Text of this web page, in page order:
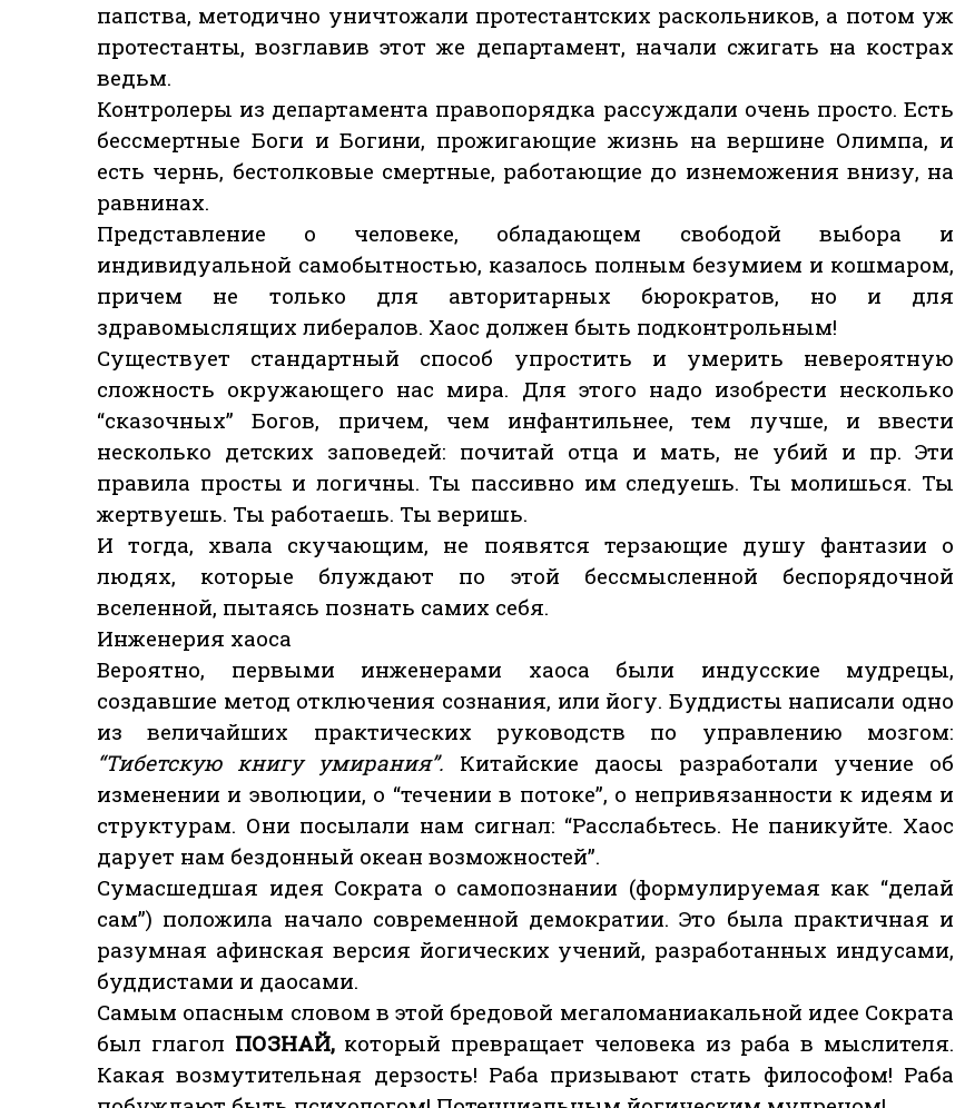
папства, методично уничтожали протестантских раскольников, а потом уж
протестанты, возглавив этот же департамент, начали сжигать на кострах
ведьм.
Контролеры из департамента правопорядка рассуждали очень просто. Есть
бессмертные Боги и Богини, прожигающие жизнь на вершине Олимпа, и
есть чернь, бестолковые смертные, работающие до изнеможения внизу, на
равнинах.
Представление о человеке, обладающем свободой выбора и
индивидуальной самобытностью, казалось полным безумием и кошмаром,
причем не только для авторитарных бюрократов, но и для
здравомыслящих либералов. Хаос должен быть подконтрольным!
Существует стандартный способ упростить и умерить невероятную
сложность окружающего нас мира. Для этого надо изобрести несколько
“сказочных” Богов, причем, чем инфантильнее, тем лучше, и ввести
несколько детских заповедей: почитай отца и мать, не убий и пр. Эти
правила просты и логичны. Ты пассивно им следуешь. Ты молишься. Ты
жертвуешь. Ты работаешь. Ты веришь.
И тогда, хвала скучающим, не появятся терзающие душу фантазии о
людях, которые блуждают по этой бессмысленной беспорядочной
вселенной, пытаясь познать самих себя.
Инженерия хаоса
Вероятно, первыми инженерами хаоса были индусские мудрецы,
создавшие метод отключения сознания, или йогу. Буддисты написали одно
из величайших практических руководств по управлению мозгом:
“Тибетскую книгу умирания”. Китайские даосы разработали учение об
изменении и эволюции, о “течении в потоке”, о непривязанности к идеям и
структурам. Они посылали нам сигнал: “Расслабьтесь. Не паникуйте. Хаос
дарует нам бездонный океан возможностей”.
Сумасшедшая идея Сократа о самопознании (формулируемая как “делай
сам”) положила начало современной демократии. Это была практичная и
разумная афинская версия йогических учений, разработанных индусами,
буддистами и даосами.
Самым опасным словом в этой бредовой мегаломаниакальной идее Сократа
был глагол ПОЗНАЙ, который превращает человека из раба в мыслителя.
Какая возмутительная дерзость! Раба призывают стать философом! Раба